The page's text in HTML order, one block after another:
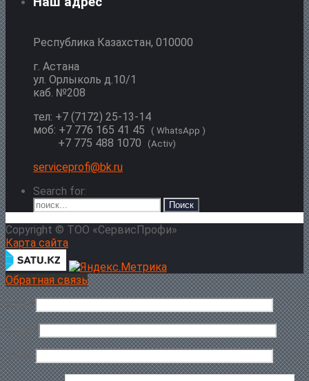
Республика Казахстан, 010000
г. Астана
ул. Орлыколь д.10/1
каб. №208
тел: +7 (7172) 25-13-14
моб: +7 776 165 41 45 ( WhatsApp )
+7 775 488 1070 (Activ)
serviceprofi@bk.ru
Search for:
Copyright © ТОО «СервисПрофи»
Карта сайта
Обратная связь
Имя*
Email*
Тема